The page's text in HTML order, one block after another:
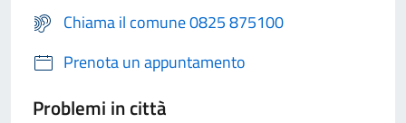
Chiama il comune 0825 875100
Prenota un appuntamento
Problemi in città